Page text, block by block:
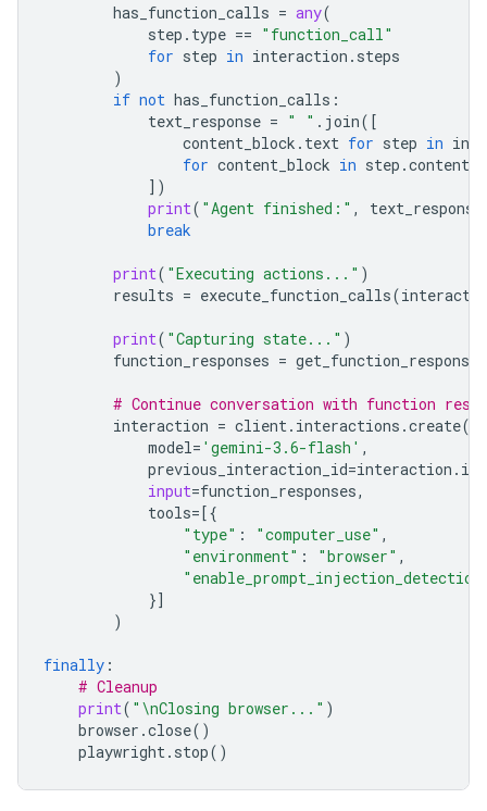
has_function_calls = any(
step . type == "function_call"
for step in interaction . steps
)
if not has_function_calls :
text_response = " " . join([
content_block . text for step in
for content_block in step .content
])
print( "Agent finished:" , text_response
break
print( "Executing actions..." )
results = execute_function_calls(
print( "Capturing state..." )
function_responses = get_function_responses
# Continue conversation with function
interaction = client. interactions .create(
model= 'gemini-3.6-flash' ,
previous_interaction_id=interaction . id
input=function_responses,
tools=[{
"type" : "computer_use" ,
"environment" : "browser" ,
}]
)
finally :
# Cleanup
print( " \nClosing browser..." )
browser .close()
playwright. stop()